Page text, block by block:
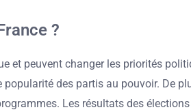
?
et peuvent changer les priorités
des partis au pouvoir. De
Les résultats des